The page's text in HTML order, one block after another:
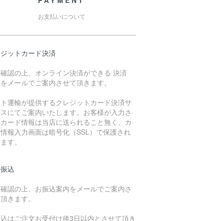
お支払いについて
ットカード決済
認の上、オンライン決済ができる 決済
メールでご案内させて頂きます。
運輸が提供するクレジットカード決済サ
にてご案内いたします。お客様が入力さ
ード情報は当店に送られること無く、カ
報入力画面は暗号化（SSL）で保護され
す。
込
認の上、お振込案内をメールでご案内さ
きます。
はご注文お受付け後3日以内とさせて頂き